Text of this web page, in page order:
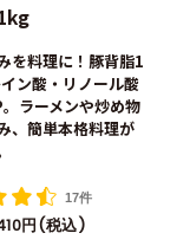
を料理に！豚背脂1
ン酸・リノール酸
ラーメンや炒め物
、簡単本格料理が
17件
円(税込)